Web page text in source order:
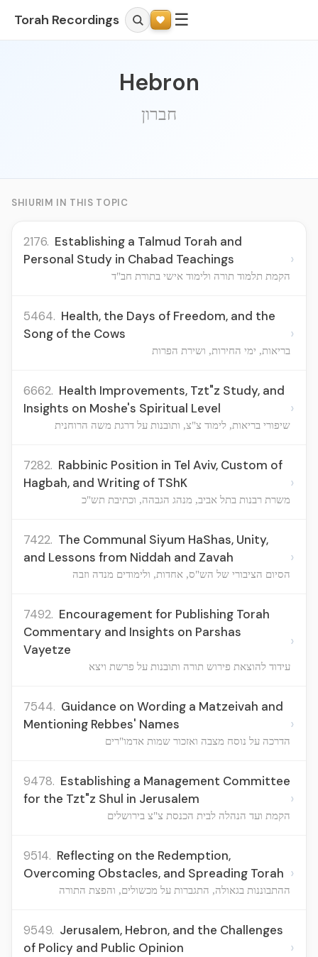
Torah Recordings ☰
Hebron
חברון
SHIURIM IN THIS TOPIC
2176. Establishing a Talmud Torah and
Personal Study in Chabad Teachings
הקמת תלמוד תורה ולימוד אישי בתורת חב"ד
›
5464. Health, the Days of Freedom, and the
Song of the Cows
בריאות, ימי החירות, ושירת הפרות
›
6662. Health Improvements, Tzt"z Study, and
Insights on Moshe's Spiritual Level
שיפורי בריאות, לימוד צ"צ, ותובנות על דרגת משה הרוחנית
›
7282. Rabbinic Position in Tel Aviv, Custom of
Hagbah, and Writing of TShK
משרת רבנות בתל אביב, מנהג הגבהה, וכתיבת תש"כ
›
7422. The Communal Siyum HaShas, Unity,
and Lessons from Niddah and Zavah
הסיום הציבורי של הש"ס, אחדות, ולימודים מנדה וזבה
›
7492. Encouragement for Publishing Torah
Commentary and Insights on Parshas
Vayetze
עידוד להוצאת פירוש תורה ותובנות על פרשת ויצא
›
7544. Guidance on Wording a Matzeivah and
Mentioning Rebbes' Names
הדרכה על נוסח מצבה ואזכור שמות אדמו"רים
›
9478. Establishing a Management Committee
for the Tzt"z Shul in Jerusalem
הקמת ועד הנהלה לבית הכנסת צ"צ בירושלים
›
9514. Reflecting on the Redemption,
Overcoming Obstacles, and Spreading Torah
ההתבוננות בגאולה, התגברות על מכשולים, והפצת התורה
›
9549. Jerusalem, Hebron, and the Challenges
of Policy and Public Opinion
›